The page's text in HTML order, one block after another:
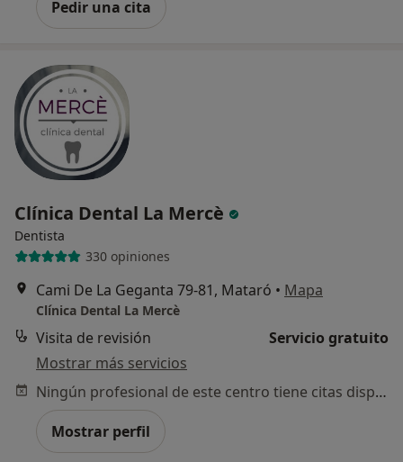
Pedir una cita
Clínica Dental La Mercè
Dentista
330 opiniones
Cami De La Geganta 79-81, Mataró • Mapa
Clínica Dental La Mercè
Visita de revisión
Servicio gratuito
Mostrar más servicios
Ningún profesional de este centro tiene citas disponibles
Mostrar perfil